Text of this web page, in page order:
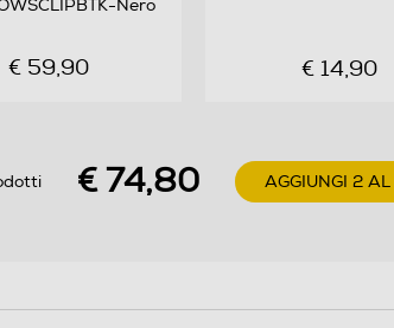
Nero
€ 59,90 € 14,90
€ 74,80 AGGIUNGI 2